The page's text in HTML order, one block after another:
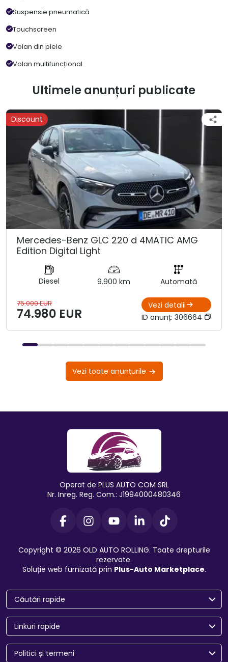
Suspensie pneumatică
Touchscreen
Volan din piele
Volan multifuncțional
Ultimele anunțuri publicate
Discount
Mercedes-Benz GLC 220 d 4MATIC AMG
Edition Digital Light
Diesel 9.900 km Automată
75.000 EUR
74.980 EUR
Vezi detalii
ID anunț: 306664
Vezi toate anunțurile
Operat de PLUS AUTO COM SRL
Nr. Inreg. Reg. Com.: J1994000480346
Copyright © 2026 OLD AUTO ROLLING. Toate drepturile
rezervate.
Soluție web furnizată prin Plus-Auto Marketplace.
Căutări rapide
Linkuri rapide
Politici și termeni